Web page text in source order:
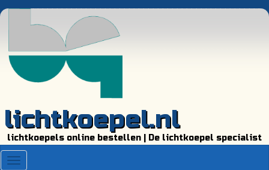
lichtkoepel.nl
lichtkoepels online bestellen | De lichtkoepel specialist
Menu